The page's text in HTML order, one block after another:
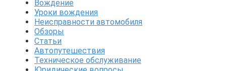
Вождение
Уроки вождения
Неисправности автомобиля
Обзоры
Статьи
Автопутешествия
Техническое обслуживание